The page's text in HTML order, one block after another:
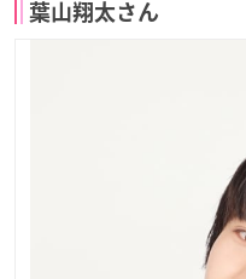
葉山翔太さん